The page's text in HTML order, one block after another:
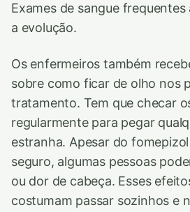
Exames de sangue
a evolução.
Os enfermeiros também
sobre como ficar de olho nos
tratamento. Tem que checar
regularmente para pegar
estranha. Apesar do
seguro, algumas pessoas
ou dor de cabeça. Esses
costumam passar sozinhos e